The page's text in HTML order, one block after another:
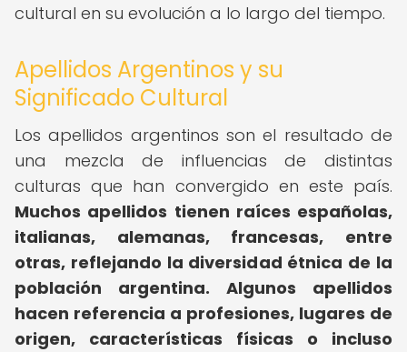
cultural en su evolución a lo largo del tiempo.
Apellidos Argentinos y su
Significado Cultural
Los apellidos argentinos son el resultado de
una mezcla de influencias de distintas
culturas que han convergido en este país.
Muchos apellidos tienen raíces españolas,
italianas, alemanas, francesas, entre
otras, reflejando la diversidad étnica de la
población argentina.
Algunos apellidos
hacen referencia a profesiones, lugares de
origen, características físicas o incluso